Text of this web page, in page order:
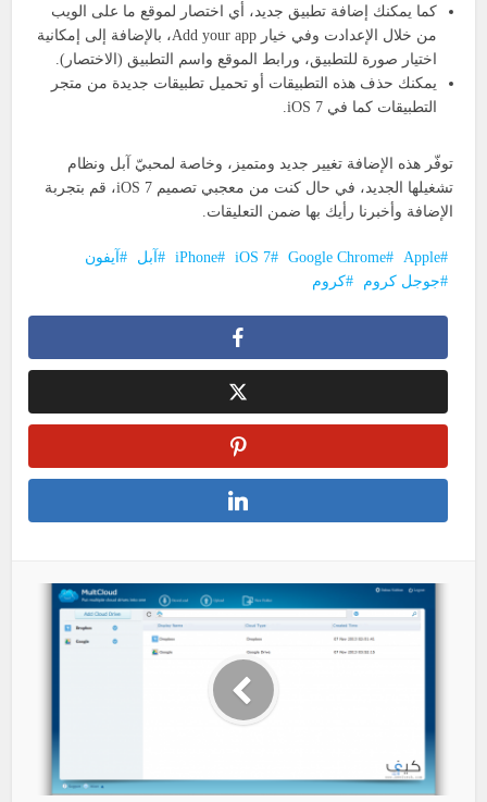
كما يمكنك إضافة تطبيق جديد، أي اختصار لموقع ما على الويب
من خلال الإعدادت وفي خيار Add your app، بالإضافة إلى إمكانية
اختيار صورة للتطبيق، ورابط الموقع واسم التطبيق (الاختصار).
يمكنك حذف هذه التطبيقات أو تحميل تطبيقات جديدة من متجر
التطبيقات كما في iOS 7.
توفّر هذه الإضافة تغيير جديد ومتميز، وخاصة لمحبيّ آبل ونظام
تشغيلها الجديد، في حال كنت من معجبي تصميم iOS 7، قم بتجربة
الإضافة وأخبرنا رأيك بها ضمن التعليقات.
Apple
Google Chrome
iOS 7
iPhone آبل
آيفون
جوجل كروم
كروم